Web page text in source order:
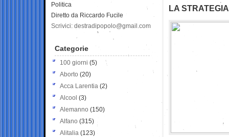
LA
Politica
Diretto da Riccardo Fucile
Scrivici: destradipopolo@gmail.com
Categorie
100 giorni (5)
Aborto (20)
Acca Larentia (2)
Alcool (3)
Alemanno (150)
Alfano (315)
Alitalia (123)